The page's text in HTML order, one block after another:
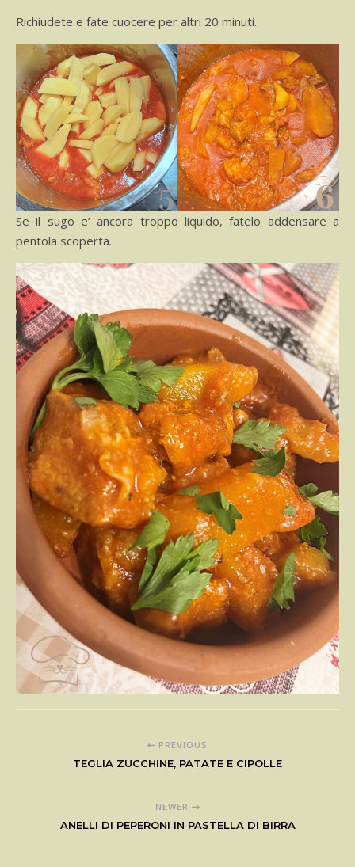
Richiudete e fate cuocere per altri 20 minuti.
Se il sugo e’ ancora troppo liquido, fatelo addensare a
pentola scoperta.
PREVIOUS
TEGLIA ZUCCHINE, PATATE E CIPOLLE
NEWER
ANELLI DI PEPERONI IN PASTELLA DI BIRRA